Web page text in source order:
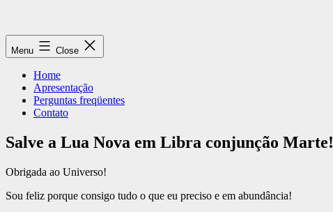
Menu Close
Home
Apresentação
Perguntas freqüentes
Contato
Salve a Lua Nova em Libra conjunção Marte!
Obrigada ao Universo!
Sou feliz porque consigo tudo o que eu preciso e em abundância!